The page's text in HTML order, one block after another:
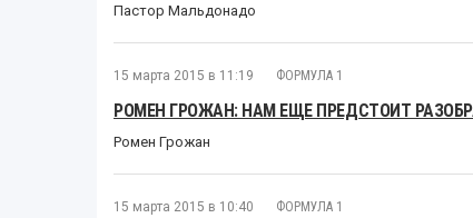
Пастор Мальдонадо
15 марта 2015 в 11:19 ФОРМУЛА 1
РОМЕН ГРОЖАН: НАМ ЕЩЕ ПРЕДСТОИТ
Ромен Грожан
15 марта 2015 в 10:40 ФОРМУЛА 1